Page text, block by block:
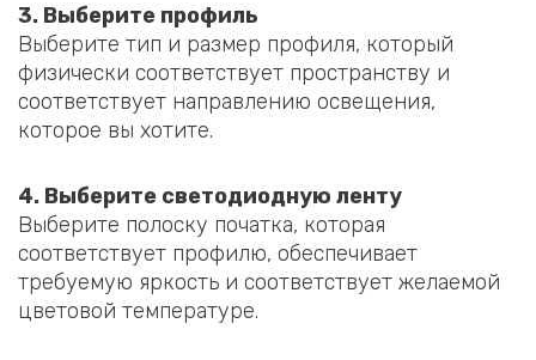
3. Выберите профиль
Выберите тип и размер профиля, который
физически соответствует пространству и
соответствует направлению освещения,
которое вы хотите.
4. Выберите светодиодную ленту
Выберите полоску початка, которая
соответствует профилю, обеспечивает
требуемую яркость и соответствует желаемой
цветовой температуре.